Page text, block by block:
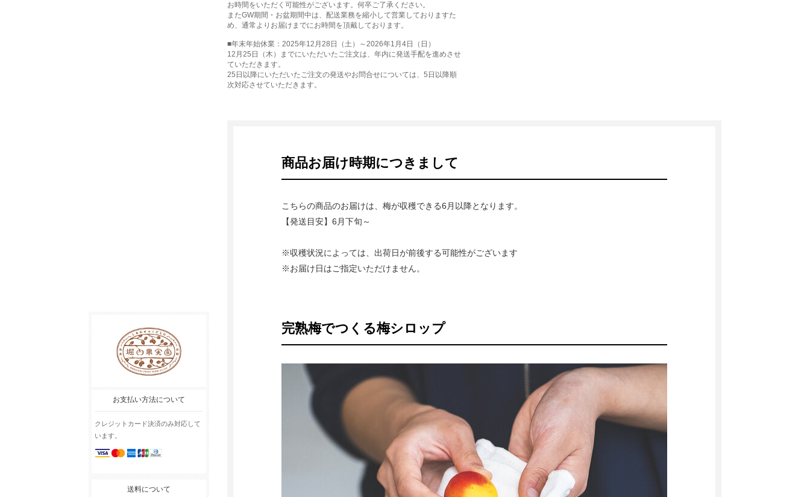
お支払い方法について
クレジットカード決済のみ対応して
います。
送料について
お時間をいただく可能性がございます。何卒ご了承ください。
またGW期間・お盆期間中は、配送業務を縮小して営業しておりますた
め、通常よりお届けまでにお時間を頂戴しております。
■年末年始休業：2025年12月28日（土）～2026年1月4日（日）
12月25日（木）までにいただいたご注文は、年内に発送手配を進めさせ
ていただきます。
25日以降にいただいたご注文の発送やお問合せについては、5日以降順
次対応させていただきます。
商品お届け時期につきまして
こちらの商品のお届けは、梅が収穫できる6月以降となります。
【発送目安】6月下旬～
※収穫状況によっては、出荷日が前後する可能性がございます
※お届け日はご指定いただけません。
完熟梅でつくる梅シロップ